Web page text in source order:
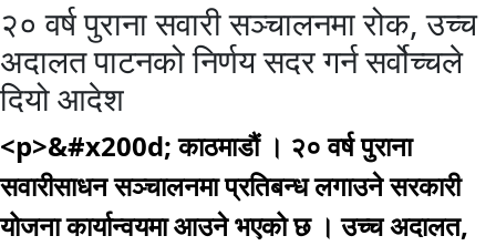
२० वर्ष पुराना सवारी सञ्चालनमा रोक, उच्च
अदालत पाटनको निर्णय सदर गर्न सर्वोच्चले
दियो आदेश
<p>&#x200d; काठमाडौं । २० वर्ष पुराना
सवारीसाधन सञ्चालनमा प्रतिबन्ध लगाउने सरकारी
योजना कार्यान्वयमा आउने भएको छ । उच्च अदालत,